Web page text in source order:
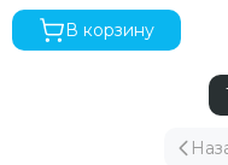
В корзину